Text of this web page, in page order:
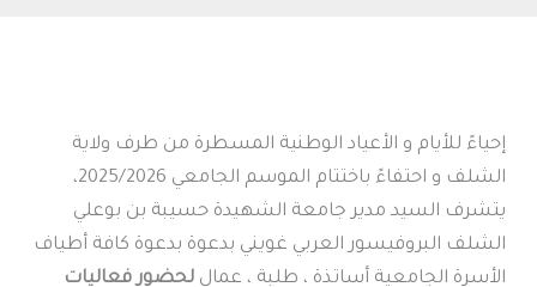
إحياءً للأيام و الأعياد الوطنية المسطرة من طرف ولاية
الشلف و احتفاءً باختتام الموسم الجامعي 2025/2026،
يتشرف السيد مدير جامعة الشهيدة حسيبة بن بوعلي
الشلف البروفيسور العربي غويني بدعوة بدعوة كافة أطياف
الأسرة الجامعية أساتذة ، طلبة ، عماللحضور فعاليات